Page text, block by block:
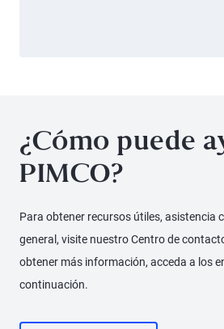
¿Cómo puede
PIMCO?
Para obtener recursos útiles, asistencia
general, visite nuestro Centro de
obtener más información, acceda a los
continuación.